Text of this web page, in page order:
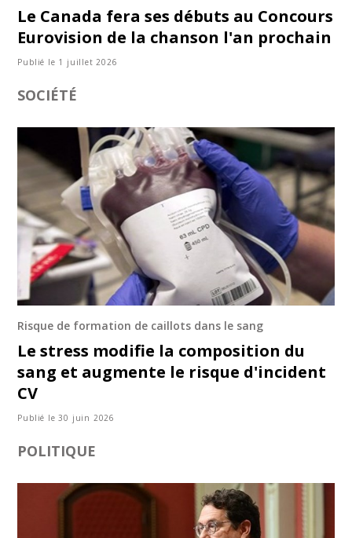
Le Canada fera ses débuts au Concours
Eurovision de la chanson l'an prochain
Publié le 1 juillet 2026
SOCIÉTÉ
Risque de formation de caillots dans le sang
Le stress modifie la composition du
sang et augmente le risque d'incident
CV
Publié le 30 juin 2026
POLITIQUE